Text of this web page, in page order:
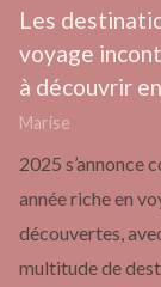
Les
voyage
à découvrir
Marise
2025 s’annonce
année riche en
découvertes,
multitude de